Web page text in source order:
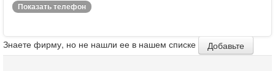
Показать телефон
Знаете фирму, но не нашли ее в нашем списке Добавьте